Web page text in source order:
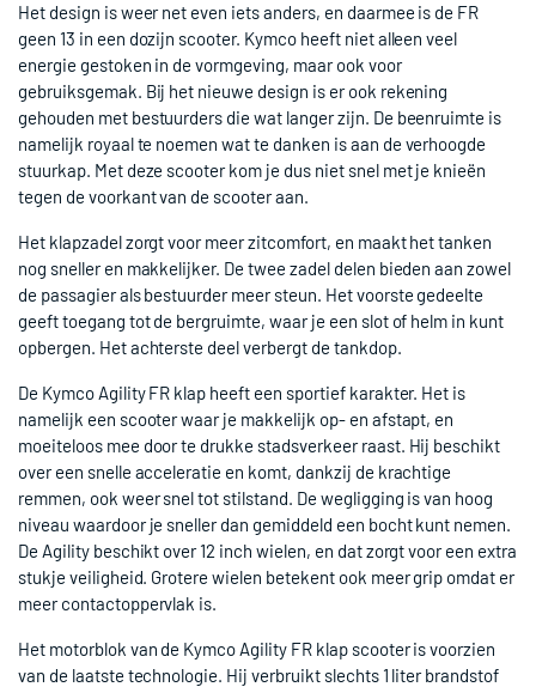
Het design is weer net even iets anders, en daarmee is de FR
geen 13 in een dozijn scooter. Kymco heeft niet alleen veel
energie gestoken in de vormgeving, maar ook voor
gebruiksgemak. Bij het nieuwe design is er ook rekening
gehouden met bestuurders die wat langer zijn. De beenruimte is
namelijk royaal te noemen wat te danken is aan de verhoogde
stuurkap. Met deze scooter kom je dus niet snel met je knieën
tegen de voorkant van de scooter aan.
Het klapzadel zorgt voor meer zitcomfort, en maakt het tanken
nog sneller en makkelijker. De twee zadel delen bieden aan zowel
de passagier als bestuurder meer steun. Het voorste gedeelte
geeft toegang tot de bergruimte, waar je een slot of helm in kunt
opbergen. Het achterste deel verbergt de tankdop.
De Kymco Agility FR klap heeft een sportief karakter. Het is
namelijk een scooter waar je makkelijk op- en afstapt, en
moeiteloos mee door te drukke stadsverkeer raast. Hij beschikt
over een snelle acceleratie en komt, dankzij de krachtige
remmen, ook weer snel tot stilstand. De wegligging is van hoog
niveau waardoor je sneller dan gemiddeld een bocht kunt nemen.
De Agility beschikt over 12 inch wielen, en dat zorgt voor een extra
stukje veiligheid. Grotere wielen betekent ook meer grip omdat er
meer contactoppervlak is.
Het motorblok van de Kymco Agility FR klap scooter is voorzien
van de laatste technologie. Hij verbruikt slechts 1 liter brandstof